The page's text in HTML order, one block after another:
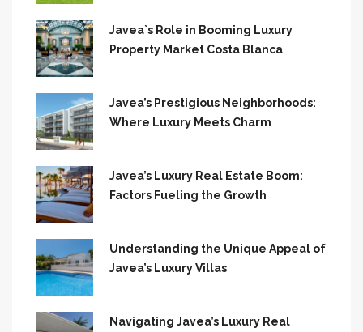
Javea`s Role in Booming Luxury
Property Market Costa Blanca
Javea’s Prestigious Neighborhoods:
Where Luxury Meets Charm
Javea’s Luxury Real Estate Boom:
Factors Fueling the Growth
Understanding the Unique Appeal of
Javea’s Luxury Villas
Navigating Javea’s Luxury Real